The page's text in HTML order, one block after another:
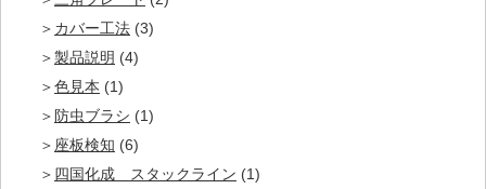
カバー工法 (3)
製品説明 (4)
色見本 (1)
防虫ブラシ (1)
座板検知 (6)
四国化成 スタックライン (1)